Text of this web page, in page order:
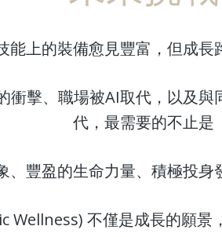
能上的裝備愈見豐富，但成長
衝擊、職場被AI取代，以及
代，最需要的不止是
豐盈的生命力量、積極投身
Wellness) 不僅是成長的願景